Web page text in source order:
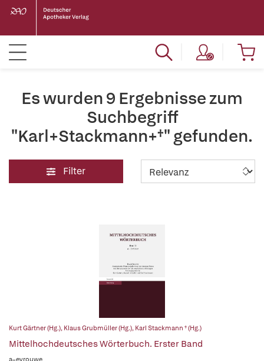
Es wurden 9 Ergebnisse zum
Suchbegriff
"Karl+Stackmann+†" gefunden.
Filter
Kurt Gärtner (Hg.), Klaus Grubmüller (Hg.), Karl Stackmann † (Hg.)
Mittelhochdeutsches Wörterbuch. Erster Band
a–evrouwe